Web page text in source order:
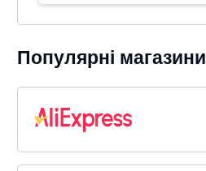
Популярні магазини